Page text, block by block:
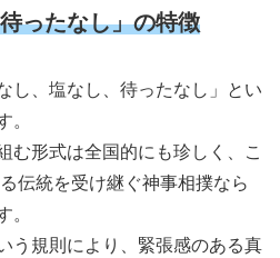
ったなし」の特徴
し、塩なし、待ったなし」とい
。
む形式は全国的にも珍しく、こ
伝統を受け継ぐ神事相撲なら
。
う規則により、緊張感のある真